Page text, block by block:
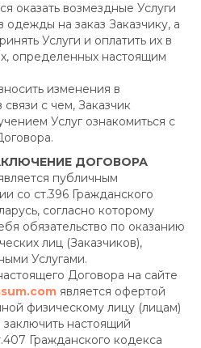
оказать возмездные Услуги
на заказ Заказчику, а
Услуги и оплатить их в
определенных настоящим
изменения в
с чем, Заказчик
Услуг ознакомиться с
ДОГОВОРА
публичным
со ст.396 Гражданского
согласно которому
обязательство по оказанию
лиц (Заказчиков),
Услугами.
Договора на сайте
является офертой
физическому лицу (лицам)
заключить настоящий
Гражданского кодекса